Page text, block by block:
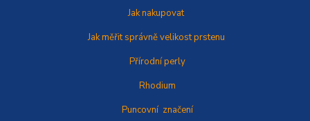
Jak nakupovat
Jak měřit správněvelikost prstenu
Přírodní perly
Rhodium
Puncovní značení